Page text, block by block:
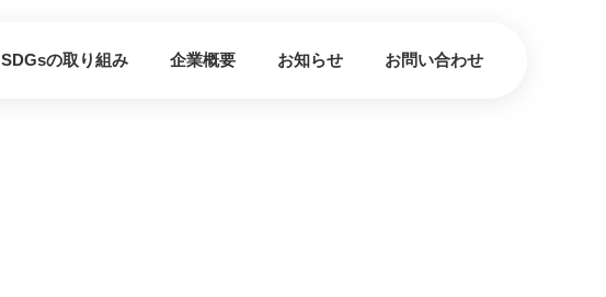
SDGsの取り組み 企業概要 お知らせ お問い合わせ